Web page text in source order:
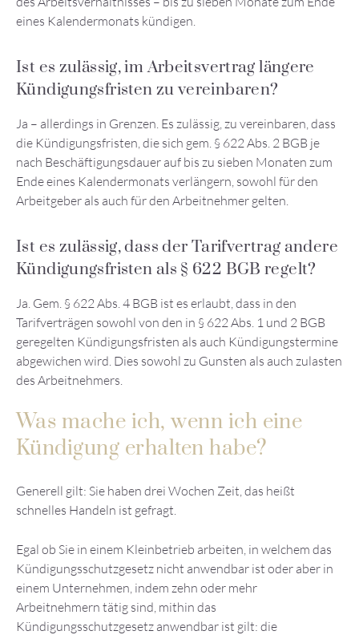
eines Kalendermonats kündigen.
Ist es zulässig, im Arbeitsvertrag längere
Kündigungsfristen zu vereinbaren?
Ja – allerdings in Grenzen. Es zulässig, zu vereinbaren, dass
die Kündigungsfristen, die sich gem. § 622 Abs. 2 BGB je
nach Beschäftigungsdauer auf bis zu sieben Monaten zum
Ende eines Kalendermonats verlängern, sowohl für den
Arbeitgeber als auch für den Arbeitnehmer gelten.
Ist es zulässig, dass der Tarifvertrag andere
Kündigungsfristen als § 622 BGB regelt?
Ja. Gem. § 622 Abs. 4 BGB ist es erlaubt, dass in den
Tarifverträgen sowohl von den in § 622 Abs. 1 und 2 BGB
geregelten Kündigungsfristen als auch Kündigungstermine
abgewichen wird. Dies sowohl zu Gunsten als auch zulasten
des Arbeitnehmers.
Was mache ich, wenn ich eine
Kündigung erhalten habe?
Generell gilt: Sie haben drei Wochen Zeit, das heißt
schnelles Handeln ist gefragt.
Egal ob Sie in einem Kleinbetrieb arbeiten, in welchem das
Kündigungsschutzgesetz nicht anwendbar ist oder aber in
einem Unternehmen, indem zehn oder mehr
Arbeitnehmern tätig sind, mithin das
Kündigungsschutzgesetz anwendbar ist gilt: die